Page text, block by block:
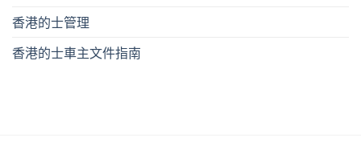
香港的士管理
香港的士車主文件指南